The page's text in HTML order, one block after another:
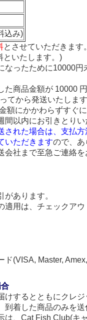
込み)
とさせていただきま
といたします。)
なったために10000
た商品金額が 10000
てから発送いたしま
額にかかわらずすぐ
間以内にお引きとり
された場合は、支払
いただきますので、あ
会社まで至急ご連絡
があります。
適用は、チェックア
ド(VISA, Master,
けするとともにクレ
到着した商品のみを
は、Cat Fish Club(キ